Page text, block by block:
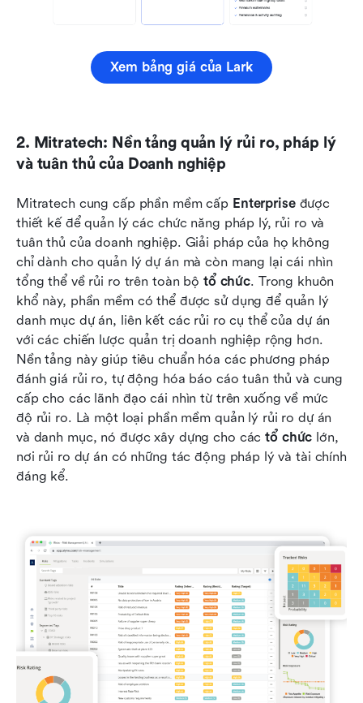
Xem bảng giá của Lark
2. Mitratech: Nền tảng quản lý rủi ro, pháp lý
và tuân thủ của Doanh nghiệp
Mitratech cung cấp phần mềm cấp Enterprise được
thiết kế để quản lý các chức năng pháp lý, rủi ro và
tuân thủ của doanh nghiệp. Giải pháp của họ không
chỉ dành cho quản lý dự án mà còn mang lại cái nhìn
tổng thể về rủi ro trên toàn bộ tổ chức. Trong khuôn
khổ này, phần mềm có thể được sử dụng để quản lý
danh mục dự án, liên kết các rủi ro cụ thể của dự án
với các chiến lược quản trị doanh nghiệp rộng hơn.
Nền tảng này giúp tiêu chuẩn hóa các phương pháp
đánh giá rủi ro, tự động hóa báo cáo tuân thủ và cung
cấp cho các lãnh đạo cái nhìn từ trên xuống về mức
độ rủi ro. Là một loại phần mềm quản lý rủi ro dự án
và danh mục, nó được xây dựng cho các tổ chức lớn,
nơi rủi ro dự án có những tác động pháp lý và tài chính
đáng kể.